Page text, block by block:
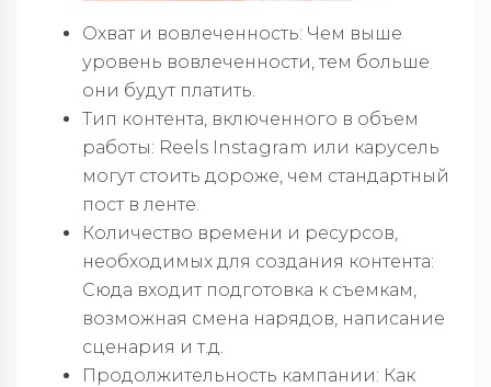
Охват и вовлеченность: Чем выше
уровень вовлеченности, тем больше
они будут платить.
Тип контента, включенного в объем
работы: Reels Instagram или карусель
могут стоить дороже, чем стандартный
пост в ленте.
Количество времени и ресурсов,
необходимых для создания контента:
Сюда входит подготовка к съемкам,
возможная смена нарядов, написание
сценария и т.д.
Продолжительность кампании: Как